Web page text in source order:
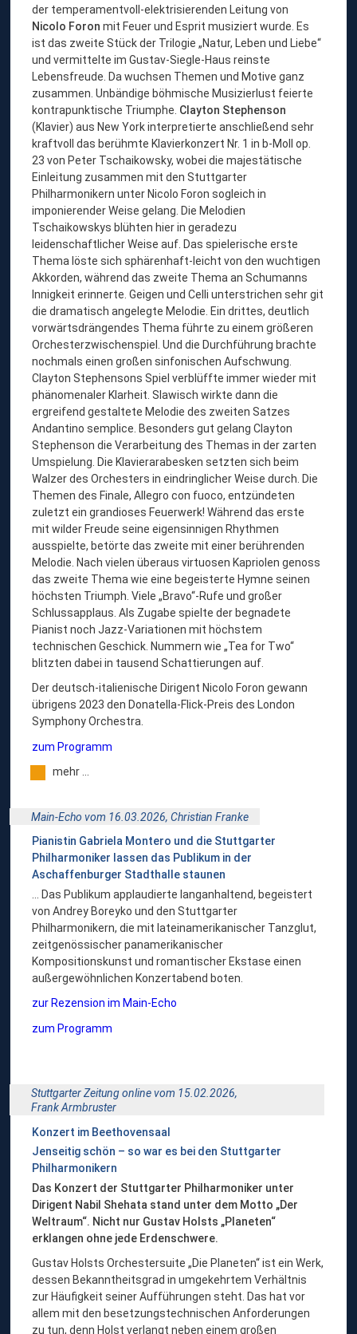
der temperamentvoll-elektrisierenden Leitung von
Nicolo Foron mit Feuer und Esprit musiziert wurde. Es
ist das zweite Stück der Trilogie „Natur, Leben und Liebe“
und vermittelte im Gustav-Siegle-Haus reinste
Lebensfreude. Da wuchsen Themen und Motive ganz
zusammen. Unbändige böhmische Musizierlust feierte
kontrapunktische Triumphe. Clayton Stephenson
(Klavier) aus New York interpretierte anschließend sehr
kraftvoll das berühmte Klavierkonzert Nr. 1 in b-Moll op.
23 von Peter Tschaikowsky, wobei die majestätische
Einleitung zusammen mit den Stuttgarter
Philharmonikern unter Nicolo Foron sogleich in
imponierender Weise gelang. Die Melodien
Tschaikowskys blühten hier in geradezu
leidenschaftlicher Weise auf. Das spielerische erste
Thema löste sich sphärenhaft-leicht von den wuchtigen
Akkorden, während das zweite Thema an Schumanns
Innigkeit erinnerte. Geigen und Celli unterstrichen sehr git
die dramatisch angelegte Melodie. Ein drittes, deutlich
vorwärtsdrängendes Thema führte zu einem größeren
Orchesterzwischenspiel. Und die Durchführung brachte
nochmals einen großen sinfonischen Aufschwung.
Clayton Stephensons Spiel verblüffte immer wieder mit
phänomenaler Klarheit. Slawisch wirkte dann die
ergreifend gestaltete Melodie des zweiten Satzes
Andantino semplice. Besonders gut gelang Clayton
Stephenson die Verarbeitung des Themas in der zarten
Umspielung. Die Klavierarabesken setzten sich beim
Walzer des Orchesters in eindringlicher Weise durch. Die
Themen des Finale, Allegro con fuoco, entzündeten
zuletzt ein grandioses Feuerwerk! Während das erste
mit wilder Freude seine eigensinnigen Rhythmen
ausspielte, betörte das zweite mit einer berührenden
Melodie. Nach vielen überaus virtuosen Kapriolen genoss
das zweite Thema wie eine begeisterte Hymne seinen
höchsten Triumph. Viele „Bravo“-Rufe und großer
Schlussapplaus. Als Zugabe spielte der begnadete
Pianist noch Jazz-Variationen mit höchstem
technischen Geschick. Nummern wie „Tea for Two“
blitzten dabei in tausend Schattierungen auf.
Der deutsch-italienische Dirigent Nicolo Foron gewann
übrigens 2023 den Donatella-Flick-Preis des London
Symphony Orchestra.
zum Programm
mehr …
Main-Echo vom 16.03.2026,Christian Franke
Pianistin Gabriela Montero und die Stuttgarter
Philharmoniker lassen das Publikum in der
Aschaffenburger Stadthalle staunen
... Das Publikum applaudierte langanhaltend, begeistert
von Andrey Boreyko und den Stuttgarter
Philharmonikern, die mit lateinamerikanischer Tanzglut,
zeitgenössischer panamerikanischer
Kompositionskunst und romantischer Ekstase einen
außergewöhnlichen Konzertabend boten.
zur Rezension im Main-Echo
zum Programm
Stuttgarter Zeitung online vom 15.02.2026,
Frank Armbruster
Konzert im Beethovensaal
Jenseitig schön – so war es bei den Stuttgarter
Philharmonikern
Das Konzert der Stuttgarter Philharmoniker unter
Dirigent Nabil Shehata stand unter dem Motto „Der
Weltraum“. Nicht nur Gustav Holsts „Planeten“
erklangen ohne jede Erdenschwere.
Gustav Holsts Orchestersuite „Die Planeten“ ist ein Werk,
dessen Bekanntheitsgrad in umgekehrtem Verhältnis
zur Häufigkeit seiner Aufführungen steht. Das hat vor
allem mit den besetzungstechnischen Anforderungen
zu tun, denn Holst verlangt neben einem großen